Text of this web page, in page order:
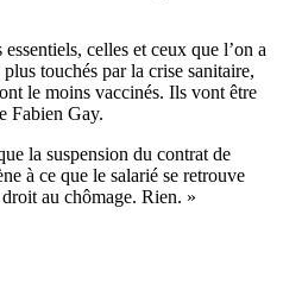
celles et ceux que l’on a
touchés par la crise sanitaire,
le moins vaccinés. Ils vont être
Fabien Gay.
la suspension du contrat de
à ce que le salarié se retrouve
au chômage. Rien. »